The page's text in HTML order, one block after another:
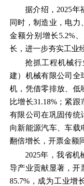
据介绍，2025年
同时，制造业，电
金额分别增长5.2%
长，进一步夯实工业
抢抓工程机械
建）机械有限公司全
机，凭借零排放、低
比增长31.18%；紧
有限公司在巩固传统
向新能源汽车、车载
翻倍增长，开票金额
2025年，我省
导产业贡献显著，开
85.7%，成为工业增